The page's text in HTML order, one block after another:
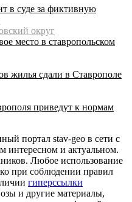
в суде за фиктивную
округ
место в ставропольском
жилья сдали в Ставрополе
приведут к нормам
портал stav-geo в сети с
интересном и актуальном.
Любое использование
при соблюдении правил
гиперссылки
и другие материалы,